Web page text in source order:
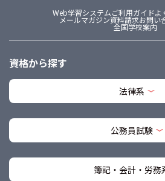
Web学習システムご利用ガイドよ
メールマガジン資料請求お問い
全国学校案内
資格から探す
法律系
公務員試験
簿記・会計・労務